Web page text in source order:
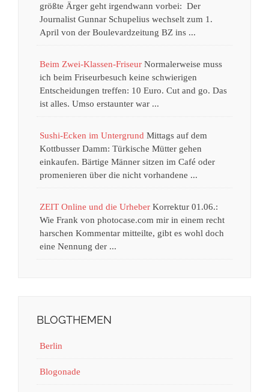
größte Ärger geht irgendwann vorbei: Der
Journalist Gunnar Schupelius wechselt zum 1.
April von der Boulevardzeitung BZ ins ...
Beim Zwei-Klassen-Friseur Normalerweise muss
ich beim Friseurbesuch keine schwierigen
Entscheidungen treffen: 10 Euro. Cut and go. Das
ist alles. Umso erstaunter war ...
Sushi-Ecken im Untergrund Mittags auf dem
Kottbusser Damm: Türkische Mütter gehen
einkaufen. Bärtige Männer sitzen im Café oder
promenieren über die nicht vorhandene ...
ZEIT Online und die Urheber Korrektur 01.06.:
Wie Frank von photocase.com mir in einem recht
harschen Kommentar mitteilte, gibt es wohl doch
eine Nennung der ...
BLOGTHEMEN
Berlin
Blogonade